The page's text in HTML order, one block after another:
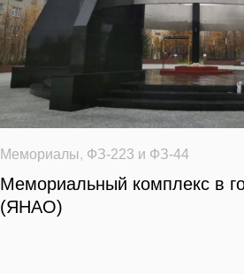
Мемориалы, ФЗ-223 и ФЗ-44
Мемориальный комплекс в
(ЯНАО)